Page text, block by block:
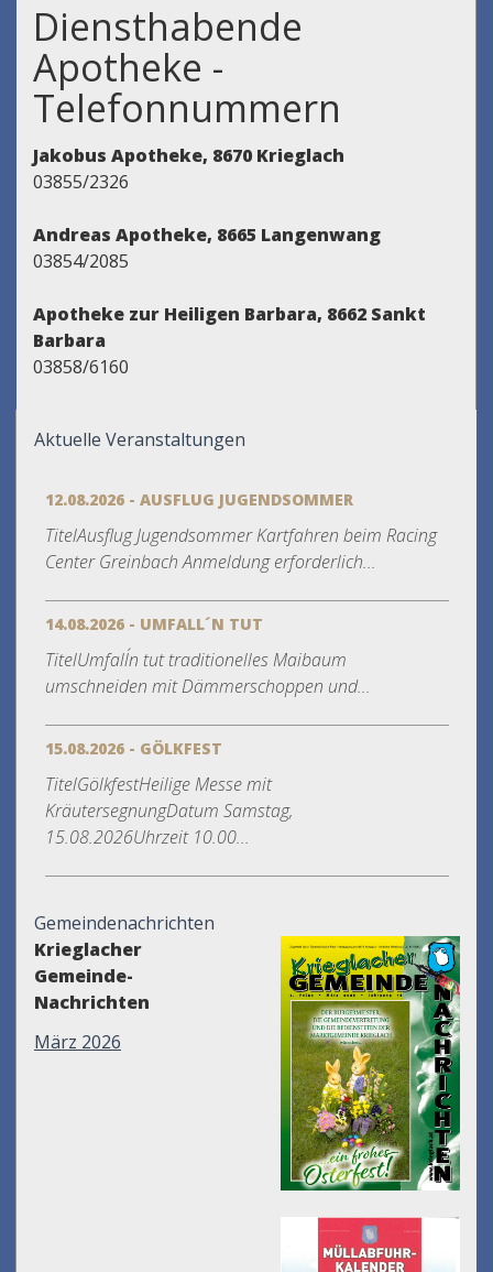
Diensthabende
Apotheke -
Telefonnummern
Jakobus Apotheke, 8670 Krieglach
03855/2326
Andreas Apotheke, 8665 Langenwang
03854/2085
Apotheke zur Heiligen Barbara, 8662 Sankt
Barbara
03858/6160
Aktuelle Veranstaltungen
12.08.2026 - AUSFLUG JUGENDSOMMER
TitelAusflug Jugendsommer Kartfahren beim Racing
Center Greinbach Anmeldung erforderlich...
14.08.2026 - UMFALL´N TUT
TitelUmfall´n tut traditionelles Maibaum
umschneiden mit Dämmerschoppen und...
15.08.2026 - GÖLKFEST
TitelGölkfestHeilige Messe mit
KräutersegnungDatum Samstag,
15.08.2026Uhrzeit 10.00...
Gemeindenachrichten
Krieglacher
Gemeinde-
Nachrichten
März 2026